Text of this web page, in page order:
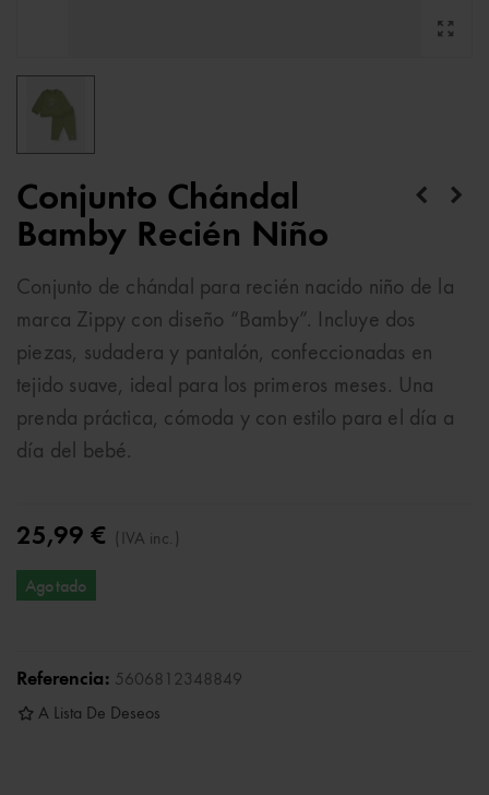
Conjunto Chándal
Bamby Recién Niño
Conjunto de chándal para recién nacido niño de la
marca Zippy con diseño “Bamby”. Incluye dos
piezas, sudadera y pantalón, confeccionadas en
tejido suave, ideal para los primeros meses. Una
prenda práctica, cómoda y con estilo para el día a
día del bebé.
25,99 € (IVA inc.)
Agotado
Referencia: 5606812348849
A Lista De Deseos